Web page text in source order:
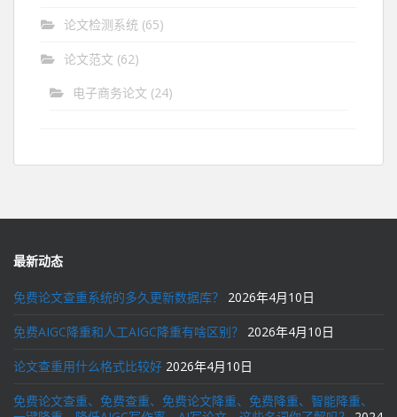
论文检测系统 (65)
论文范文 (62)
电子商务论文 (24)
最新动态
免费论文查重系统的多久更新数据库？ 2026年4月10日
免费AIGC降重和人工AIGC降重有啥区别？ 2026年4月10日
论文查重用什么格式比较好 2026年4月10日
免费论文查重、免费查重、免费论文降重、免费降重、智能降重、